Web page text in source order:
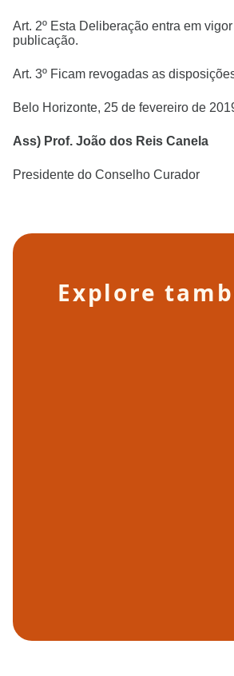
Art. 2º Esta Deliberação entra em
publicação.
Art. 3º Ficam revogadas as
Belo Horizonte, 25 de fevereiro de
Ass) Prof. João dos Reis Canela
Presidente do Conselho Curador
Explore